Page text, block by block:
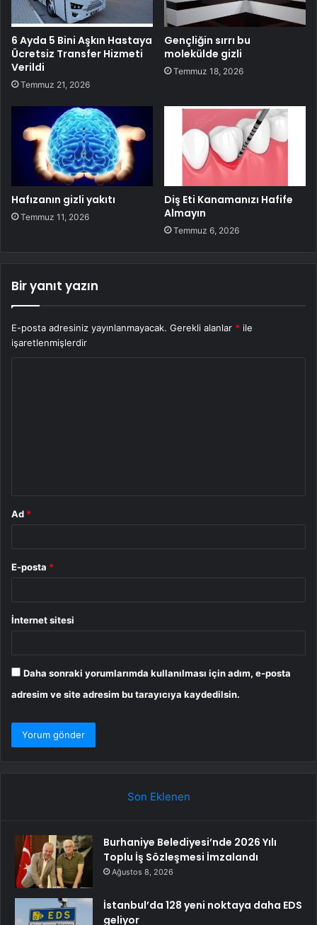
6 Ayda 5 Bini Aşkın Hastaya
Ücretsiz Transfer Hizmeti
Verildi
Temmuz 21, 2026
Gençliğin sırrı bu
molekülde gizli
Temmuz 18, 2026
Hafızanın gizli yakıtı
Temmuz 11, 2026
Diş Eti Kanamanızı Hafife
Almayın
Temmuz 6, 2026
Bir yanıt yazın
E-posta adresiniz yayınlanmayacak. Gerekli alanlar * ile
işaretlenmişlerdir
Ad *
E-posta *
İnternet sitesi
Daha sonraki yorumlarımda kullanılması için adım, e-posta
adresim ve site adresim bu tarayıcıya kaydedilsin.
Son Eklenen
Burhaniye Belediyesi’nde 2026 Yılı
Toplu İş Sözleşmesi İmzalandı
Ağustos 8, 2026
İstanbul’da 128 yeni noktaya daha EDS
geliyor